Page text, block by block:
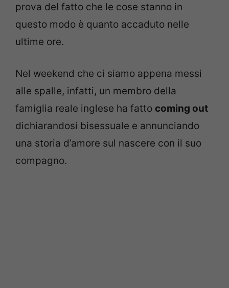
prova del fatto che le cose stanno in
questo modo è quanto accaduto nelle
ultime ore.
Nel weekend che ci siamo appena messi
alle spalle, infatti, un membro della
famiglia reale inglese ha fatto coming out
dichiarandosi bisessuale e annunciando
una storia d’amore sul nascere con il suo
compagno.